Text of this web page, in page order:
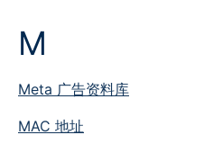
M
Meta 广告资料库
MAC 地址